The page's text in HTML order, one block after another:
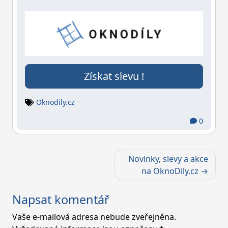
Získat slevu !
Oknodily.cz
0
Novinky, slevy a akce
na OknoDily.cz
Napsat komentář
Vaše e-mailová adresa nebude zveřejněna.